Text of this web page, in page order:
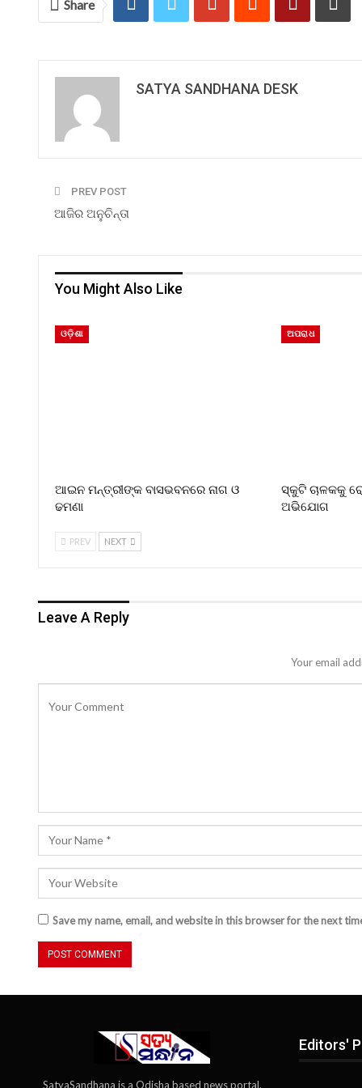
Share
SATYA SANDHANA DESK
PREV POST
ଆଜିର ଅନୁଚିନ୍ତା
You Might Also Like
ଓଡ଼ିଶା
ଆଇନ ମନ୍ତ୍ରୀଙ୍କ ବାସଭବନରେ ନାଗ ଓ
ଢମଣା
ଅପରାଧ
ସ୍କୁଟି ଚାଳକକୁ
ଅଭିଯୋଗ
PREV NEXT
Leave A Reply
Your email
Save my name, email, and website in this browser for the next
SatyaSandhana is a Odisha based news portal.
Editors'